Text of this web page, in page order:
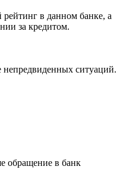
в данном банке, а
за кредитом.
непредвиденных ситуаций.
обращение в банк